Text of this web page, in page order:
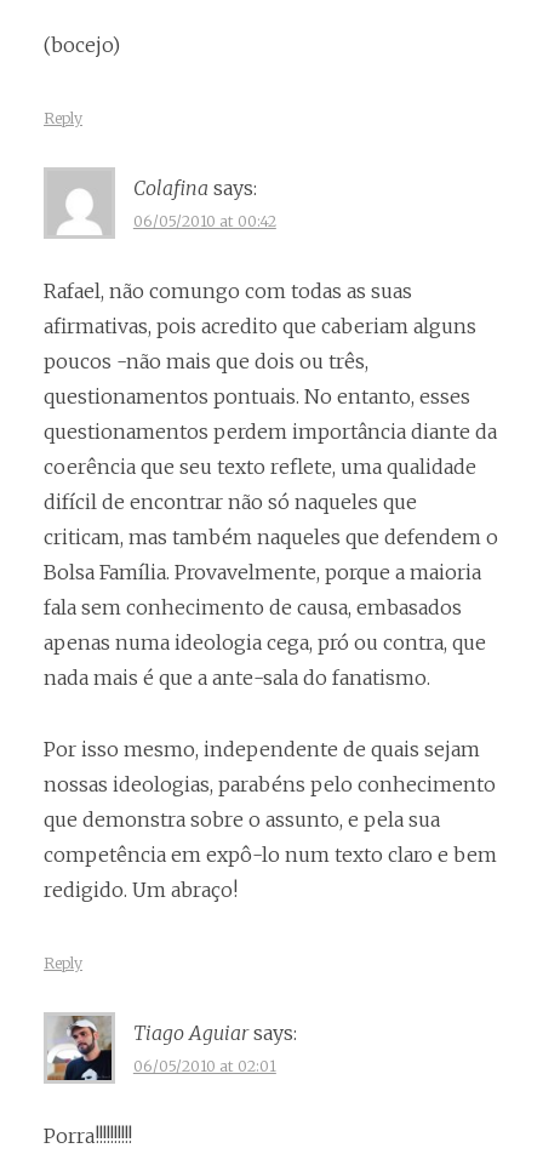
(bocejo)
Reply
Colafina says:
06/05/2010 at 00:42
Rafael, não comungo com todas as suas
afirmativas, pois acredito que caberiam alguns
poucos -não mais que dois ou três,
questionamentos pontuais. No entanto, esses
questionamentos perdem importância diante da
coerência que seu texto reflete, uma qualidade
difícil de encontrar não só naqueles que
criticam, mas também naqueles que defendem o
Bolsa Família. Provavelmente, porque a maioria
fala sem conhecimento de causa, embasados
apenas numa ideologia cega, pró ou contra, que
nada mais é que a ante-sala do fanatismo.
Por isso mesmo, independente de quais sejam
nossas ideologias, parabéns pelo conhecimento
que demonstra sobre o assunto, e pela sua
competência em expô-lo num texto claro e bem
redigido. Um abraço!
Reply
Tiago Aguiar says:
06/05/2010 at 02:01
Porra!!!!!!!!!!